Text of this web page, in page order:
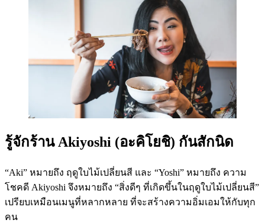
รู้จักร้าน Akiyoshi (อะคิโยชิ) กันสักนิด
“Aki” หมายถึง ฤดูใบไม้เปลี่ยนสี และ “Yoshi” หมายถึง ความ
โชคดี Akiyoshi จึงหมายถึง “สิ่งดีๆ ที่เกิดขึ้นในฤดูใบไม้เปลี่ยนสี”
เปรียบเหมือนเมนูที่หลากหลาย ที่จะสร้างความอิ่มเอมให้กับทุก
คน